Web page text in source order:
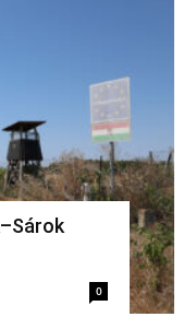
0